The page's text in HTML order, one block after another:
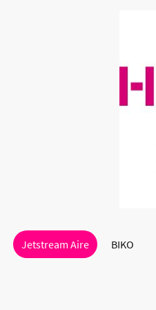
Jetstream Aire BIKO